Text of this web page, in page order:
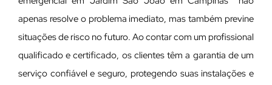
apenas resolve o problema imediato, mas também previne
situações de risco no futuro. Ao contar com um profissional
qualificado e certificado, os clientes têm a garantia de um
serviço confiável e seguro, protegendo suas instalações e